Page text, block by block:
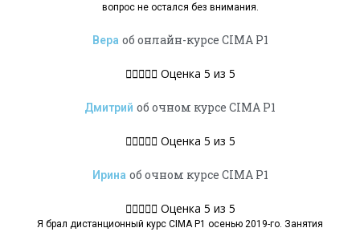
вопрос не остался без внимания.
Вера об онлайн-курсе CIMA Р1
 Оценка 5 из 5
Дмитрий об очном курсе CIMA Р1
 Оценка 5 из 5
Ирина об очном курсе CIMA P1
 Оценка 5 из 5
Я брал дистанционный курс CIMA P1 осенью 2019-го. Занятия